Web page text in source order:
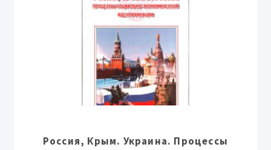
Россия, Крым. Украина. Процессы